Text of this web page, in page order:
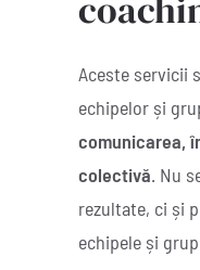
Aceste servicii
echipelor și
comunicarea,
colectivă. Nu
rezultate, ci și
echipele și